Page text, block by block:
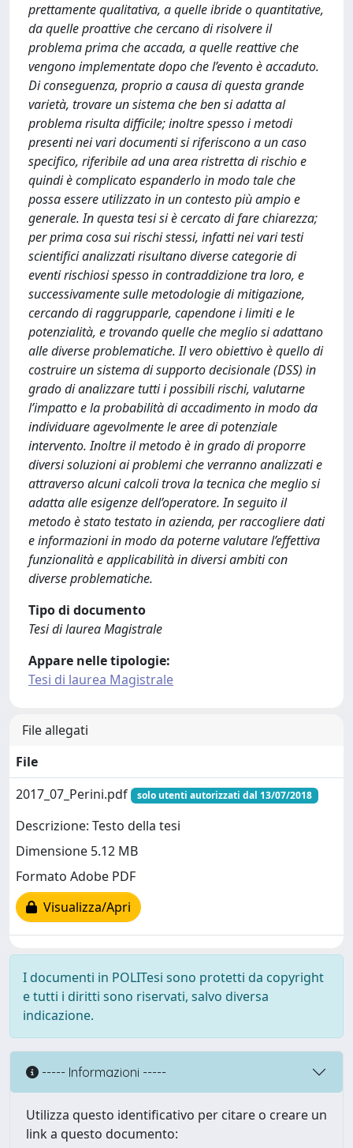
prettamente qualitativa, a quelle ibride o quantitative,
da quelle proattive che cercano di risolvere il
problema prima che accada, a quelle reattive che
vengono implementate dopo che l’evento è accaduto.
Di conseguenza, proprio a causa di questa grande
varietà, trovare un sistema che ben si adatta al
problema risulta difficile; inoltre spesso i metodi
presenti nei vari documenti si riferiscono a un caso
specifico, riferibile ad una area ristretta di rischio e
quindi è complicato espanderlo in modo tale che
possa essere utilizzato in un contesto più ampio e
generale. In questa tesi si è cercato di fare chiarezza;
per prima cosa sui rischi stessi, infatti nei vari testi
scientifici analizzati risultano diverse categorie di
eventi rischiosi spesso in contraddizione tra loro, e
successivamente sulle metodologie di mitigazione,
cercando di raggrupparle, capendone i limiti e le
potenzialità, e trovando quelle che meglio si adattano
alle diverse problematiche. Il vero obiettivo è quello di
costruire un sistema di supporto decisionale (DSS) in
grado di analizzare tutti i possibili rischi, valutarne
l’impatto e la probabilità di accadimento in modo da
individuare agevolmente le aree di potenziale
intervento. Inoltre il metodo è in grado di proporre
diversi soluzioni ai problemi che verranno analizzati e
attraverso alcuni calcoli trova la tecnica che meglio si
adatta alle esigenze dell’operatore. In seguito il
metodo è stato testato in azienda, per raccogliere dati
e informazioni in modo da poterne valutare l’effettiva
funzionalità e applicabilità in diversi ambiti con
diverse problematiche.
Tipo di documento
Tesi di laurea Magistrale
Appare nelle tipologie:
Tesi di laurea Magistrale
File allegati
File
2017_07_Perini.pdf
solo utenti autorizzati dal 13/07/2018
Descrizione: Testo della tesi
Dimensione 5.12 MB
Formato Adobe PDF
Visualizza/Apri
I documenti in POLITesi sono protetti da copyright
e tutti i diritti sono riservati, salvo diversa
indicazione.
----- Informazioni -----
Utilizza questo identificativo per citare o creare un
link a questo documento: